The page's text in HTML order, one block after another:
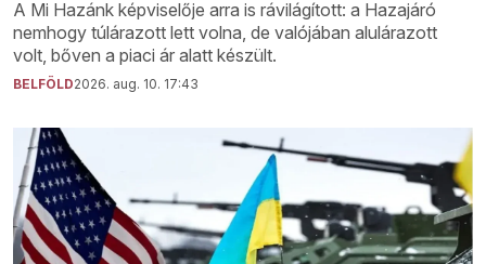
A Mi Hazánk képviselője arra is rávilágított: a Hazajáró
nemhogy túlárazott lett volna, de valójában alulárazott
volt, bőven a piaci ár alatt készült.
BELFÖLD2026. aug. 10. 17:43